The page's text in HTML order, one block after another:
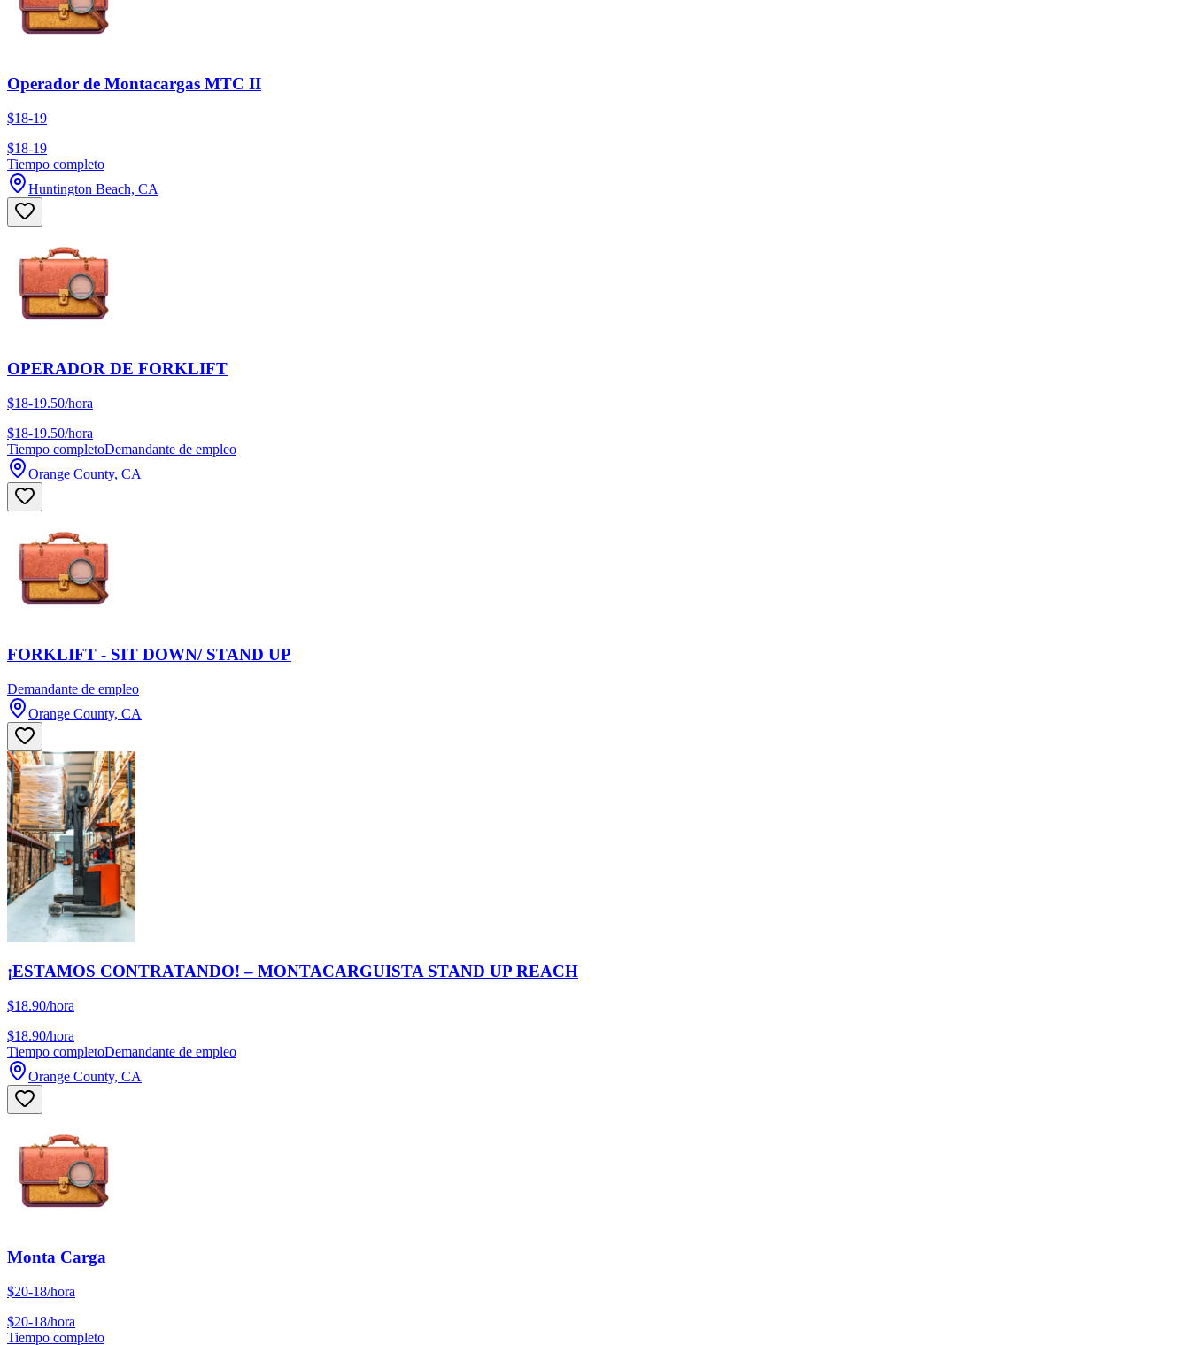
Operador de Montacargas MTC II
$18-19
$18-19
Tiempo completo
Huntington Beach, CA
OPERADOR DE FORKLIFT
$18-19.50/hora
$18-19.50/hora
Tiempo completoDemandante de empleo
Orange County, CA
FORKLIFT - SIT DOWN/ STAND UP
Demandante de empleo
Orange County, CA
¡ESTAMOS CONTRATANDO! – MONTACARGUISTA STAND UP REACH
$18.90/hora
$18.90/hora
Tiempo completoDemandante de empleo
Orange County, CA
Monta Carga
$20-18/hora
$20-18/hora
Tiempo completo